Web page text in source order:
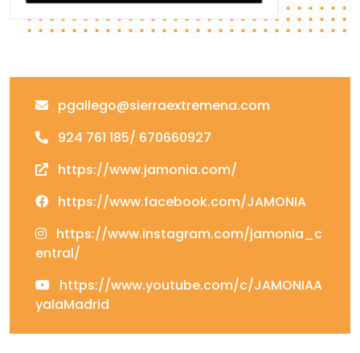
pgallego@sierraextremena.com
924 761 185/ 670660927
https://www.jamonia.com/
https://www.facebook.com/JAMONIA
https://www.instagram.com/jamonia_c
entral/
https://www.youtube.com/c/JAMONIAA
yalaMadrid